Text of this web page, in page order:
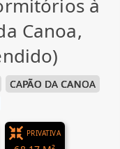
à
Canoa,
CAPÃO DA CANOA
PRIVATIVA